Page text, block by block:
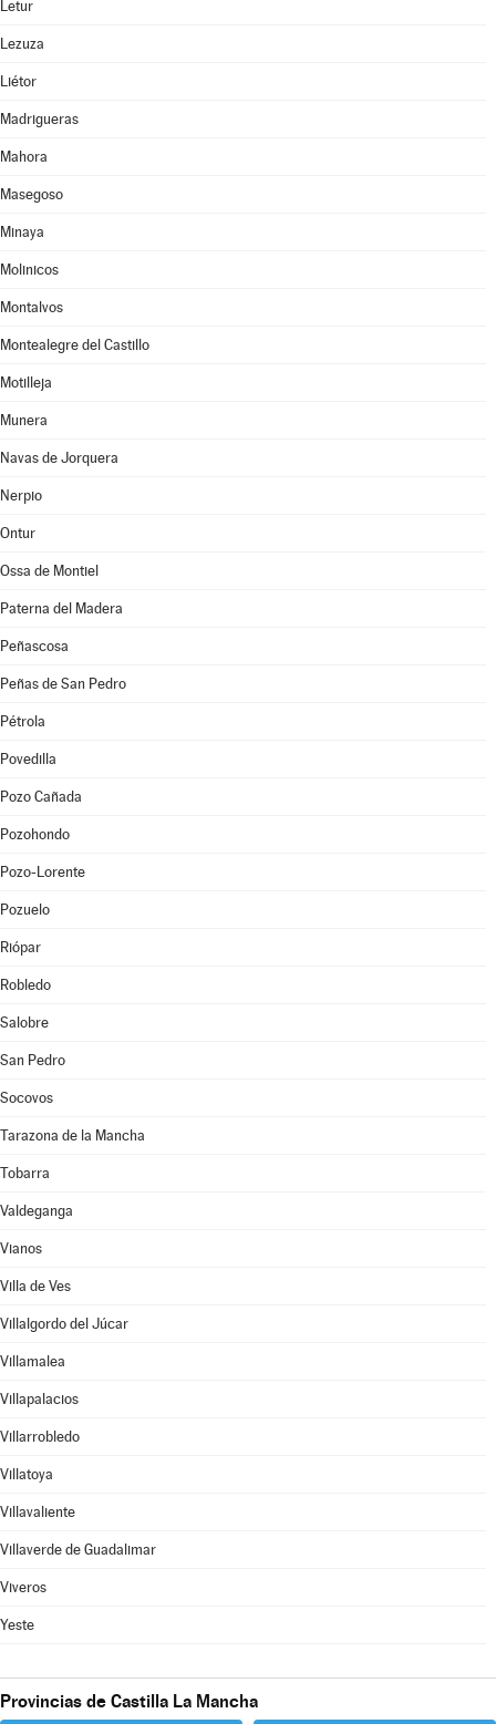
Letur
Lezuza
Liétor
Madrigueras
Mahora
Masegoso
Minaya
Molinicos
Montalvos
Montealegre del Castillo
Motilleja
Munera
Navas de Jorquera
Nerpio
Ontur
Ossa de Montiel
Paterna del Madera
Peñascosa
Peñas de San Pedro
Pétrola
Povedilla
Pozo Cañada
Pozohondo
Pozo-Lorente
Pozuelo
Riópar
Robledo
Salobre
San Pedro
Socovos
Tarazona de la Mancha
Tobarra
Valdeganga
Vianos
Villa de Ves
Villalgordo del Júcar
Villamalea
Villapalacios
Villarrobledo
Villatoya
Villavaliente
Villaverde de Guadalimar
Viveros
Yeste
Provincias de Castilla La Mancha